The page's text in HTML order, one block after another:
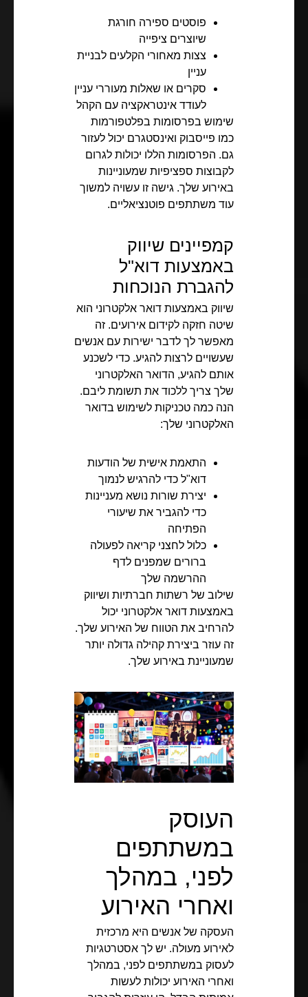
פוסטים ספירה חורגת
שיוצרים ציפייה
צצות מאחורי הקלעים לבניית
עניין
סקרים או שאלות מעוררי עניין
לעודד אינטראקציה עם הקהל
שימוש בפרסומות בפלטפורמות
כמו פייסבוק ואינסטגרם יכול לעזור
גם. הפרסומות הללו יכולות לגרום
לקבוצות ספציפיות שמעוניינות
באירוע שלך. גישה זו עשויה למשוך
עוד משתתפים פוטנציאליים.
קמפיינים שיווק
באמצעות דוא"ל
להגברת הנוכחות
שיווק באמצעות דואר אלקטרוני הוא
שיטה חזקה לקידום אירועים. זה
מאפשר לך לדבר ישירות עם אנשים
שעשויים לרצות להגיע. כדי לשכנע
אותם להגיע, הדואר האלקטרוני
שלך צריך ללכוד את תשומת ליבם.
הנה כמה טכניקות לשימוש בדואר
האלקטרוני שלך:
התאמת אישית של הודעות
דוא"ל כדי להרגיש לנמוך
יצירת שורות נושא מעניינות
כדי להגביר את שיעורי
הפתיחה
כלול לחצני קריאה לפעולה
ברורים שמפנים לדף
ההרשמה שלך
שילוב של רשתות חברתיות ושיווק
באמצעות דואר אלקטרוני יכול
להרחיב את הטווח של האירוע שלך.
זה עוזר ביצירת קהילה גדולה יותר
שמעוניינת באירוע שלך.
העוסק
במשתתפים
לפני, במהלך
ואחרי האירוע
העסקה של אנשים היא מרכזית
לאירוע מעולה. יש לך אסטרטגיות
לעסוק במשתתפים לפני, במהלך
ואחרי האירוע יכולות לעשות